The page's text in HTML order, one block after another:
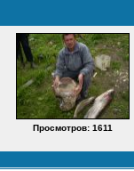
Просмотров: 1611